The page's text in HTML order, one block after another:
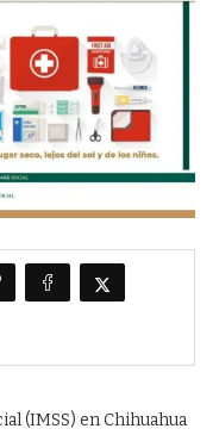
(IMSS) en Chihuahua